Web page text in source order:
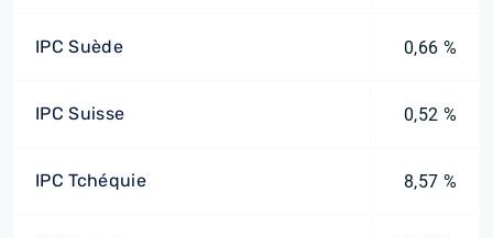
IPC Suède 0,66 %
IPC Suisse 0,52 %
IPC Tchéquie 8,57 %